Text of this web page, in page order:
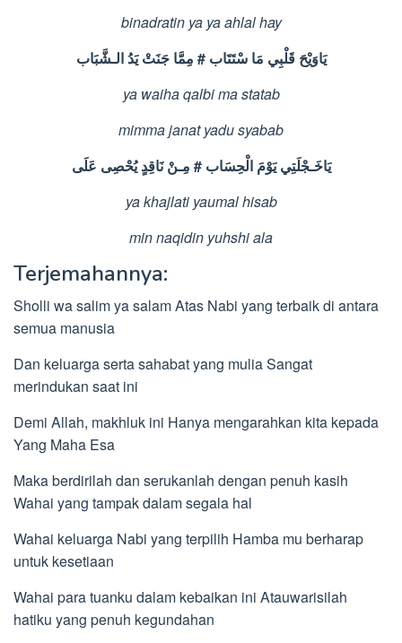
binadratin ya ya ahlal hay
يَاوَيْحَ قَلْبِي مَا سْتَتَاب # مِمَّا جَنَتْ يَدُالـشَّبَاب
ya waiha qalbi ma statab
mimma janat yadu syabab
يَاخَـجْلَتِي يَوْمَ الْحِسَاب # مِـنْ نَاقِدٍ يُحْصِى عَلَى
ya khajlati yaumal hisab
min naqidin yuhshi ala
Terjemahannya:
Sholli wa salim ya salam Atas Nabi yang terbaik di antara
semua manusia
Dan keluarga serta sahabat yang mulia Sangat
merindukan saat ini
Demi Allah, makhluk ini Hanya mengarahkan kita kepada
Yang Maha Esa
Maka berdirilah dan serukanlah dengan penuh kasih
Wahai yang tampak dalam segala hal
Wahai keluarga Nabi yang terpilih Hamba mu berharap
untuk kesetiaan
Wahai para tuanku dalam kebaikan ini Atauwarisilah
hatiku yang penuh kegundahan